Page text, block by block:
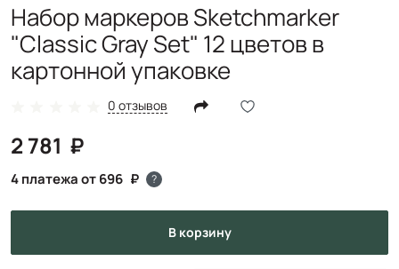
Набор маркеров Sketchmarker
"Classic Gray Set" 12 цветов в
картонной упаковке
0 отзывов
2 781
4 платежа от 696 ?
в корзину